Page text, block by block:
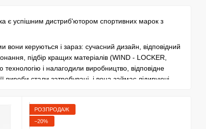
є успішним дистриб'ютором спортивних марок з
керуються і зараз: сучасний дизайн, відповідний
підбір кращих матеріалів (WIND - LOCKER,
і налагодили виробництво, відповідне
стали затребувані, і вона займає лідируючі
паралімпійської збірної і співпрацює з
спортсменів в досягнення вершин.
РОЗПРОДАЖ
−20%